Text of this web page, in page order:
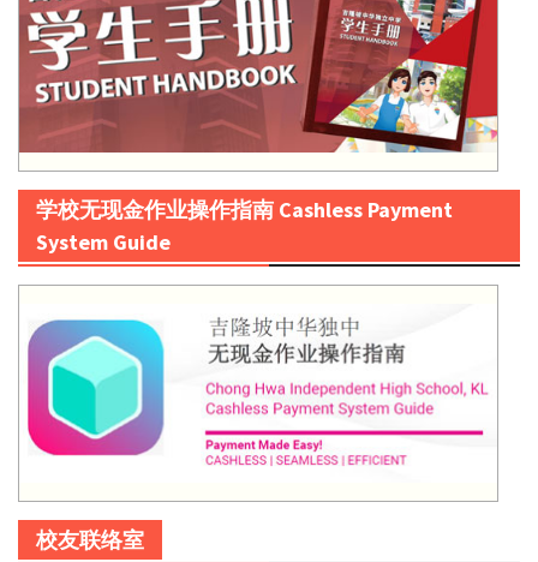
学校无现金作业操作指南 Cashless Payment
System Guide
校友联络室